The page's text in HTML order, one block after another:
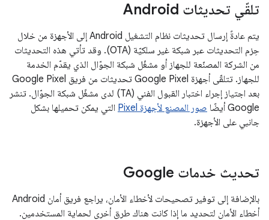
تلقّي تحديثات Android
يتم عادةً إرسال تحديثات نظام التشغيل Android إلى الأجهزة من خلال
حِزم التحديثات عبر شبكة غير سلكيّة (OTA). وقد تأتي هذه التحديثات
من الشركة المصنّعة للجهاز أو مشغّل شبكة الجوّال الذي يقدّم الخدمة
للجهاز. تتلقّى أجهزة Google Pixel تحديثات من فريق Google Pixel
بعد اجتياز إجراء اختبار القبول الفني (TA) لدى مشغّل شبكة الجوّال. تنشر
Google أيضًا
صور المصنع لأجهزة Pixel
التي يمكن تحميلها بشكل
جانبي على الأجهزة.
تحديث خدمات Google
بالإضافة إلى توفير تصحيحات لأخطاء الأمان، يراجع فريق أمان Android
أخطاء الأمان لتحديد ما إذا كانت هناك طرق أخرى لحماية المستخدمين.